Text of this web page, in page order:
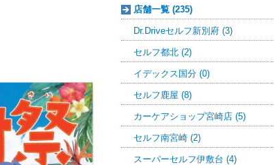
店舗一覧 (235)
Dr.Driveセルフ新別府 (3)
セルフ都北 (2)
イデックス国分 (0)
セルフ鹿屋 (8)
カーケアショップ宮崎店 (5)
セルフ南宮崎 (2)
スーパーセルフ伊敷台 (4)